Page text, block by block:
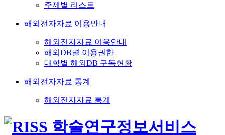
주제별 리스트
해외전자자료 이용안내
해외전자자료 이용안내
해외DB별 이용권한
대학별 해외DB 구독현황
해외전자자료 통계
해외전자자료 통계